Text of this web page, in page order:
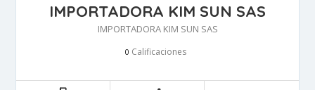
IMPORTADORA KIM SUN SAS
IMPORTADORA KIM SUN SAS
0 Calificaciones